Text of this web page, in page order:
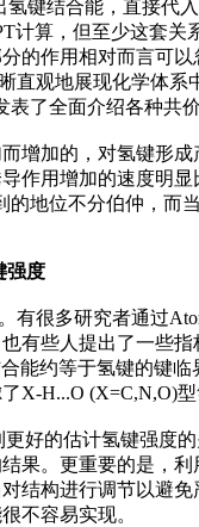
键结合能，直接
计算，但至少这套
的作用相对而言可
直观地展现化学体系
表了全面介绍各种
增加的，对氢键形
作用增加的速度明
地位不分伯仲，而
强度
有很多研究者通过
有些人提出了一些
能约等于氢键的
X-H...O (X=C,N,O)型
好的估计氢键强
果。更重要的是，
结构进行调节以避
不容易实现。